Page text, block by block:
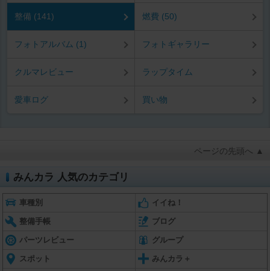
整備 (141) 燃費 (50)
フォトアルバム (1) フォトギャラリー
クルマレビュー ラップタイム
愛車ログ 買い物
ページの先頭へ ▲
みんカラ 人気のカテゴリ
車種別 イイね！
整備手帳 ブログ
パーツレビュー グループ
スポット みんカラ＋